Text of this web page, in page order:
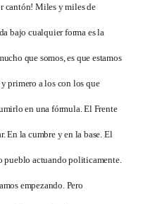
cantón! Miles y miles de
bajo cualquier forma es la
que somos, es que estamos
primero a los con los que
en una fórmula. El Frente
En la cumbre y en la base. El
pueblo actuando politicamente.
empezando. Pero